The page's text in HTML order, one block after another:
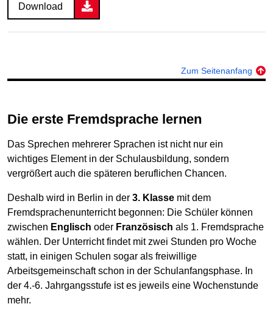
Download
Zum Seitenanfang
Die erste Fremdsprache lernen
Das Sprechen mehrerer Sprachen ist nicht nur ein
wichtiges Element in der Schulausbildung, sondern
vergrößert auch die späteren beruflichen Chancen.
Deshalb wird in Berlin in der 3. Klasse mit dem
Fremdsprachenunterricht begonnen: Die Schüler können
zwischen Englisch oder Französisch als 1. Fremdsprache
wählen. Der Unterricht findet mit zwei Stunden pro Woche
statt, in einigen Schulen sogar als freiwillige
Arbeitsgemeinschaft schon in der Schulanfangsphase. In
der 4.-6. Jahrgangsstufe ist es jeweils eine Wochenstunde
mehr.